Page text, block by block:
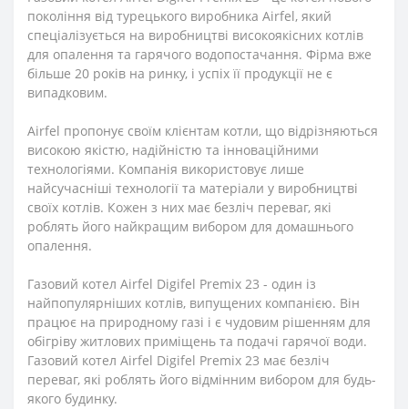
покоління від турецького виробника Airfel, який
спеціалізується на виробництві високоякісних котлів
для опалення та гарячого водопостачання. Фірма вже
більше 20 років на ринку, і успіх її продукції не є
випадковим.
Airfel пропонує своїм клієнтам котли, що відрізняються
високою якістю, надійністю та інноваційними
технологіями. Компанія використовує лише
найсучасніші технології та матеріали у виробництві
своїх котлів. Кожен з них має безліч переваг, які
роблять його найкращим вибором для домашнього
опалення.
Газовий котел Airfel Digifel Premix 23 - один із
найпопулярніших котлів, випущених компанією. Він
працює на природному газі і є чудовим рішенням для
обігріву житлових приміщень та подачі гарячої води.
Газовий котел Airfel Digifel Premix 23 має безліч
переваг, які роблять його відмінним вибором для будь-
якого будинку.